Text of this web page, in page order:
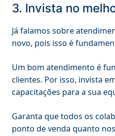
3. Invista no
Já falamos sobre
novo, pois isso é
Um bom atendimento é
clientes. Por isso, invista
capacitações para a sua
Garanta que todos os
ponto de venda quanto